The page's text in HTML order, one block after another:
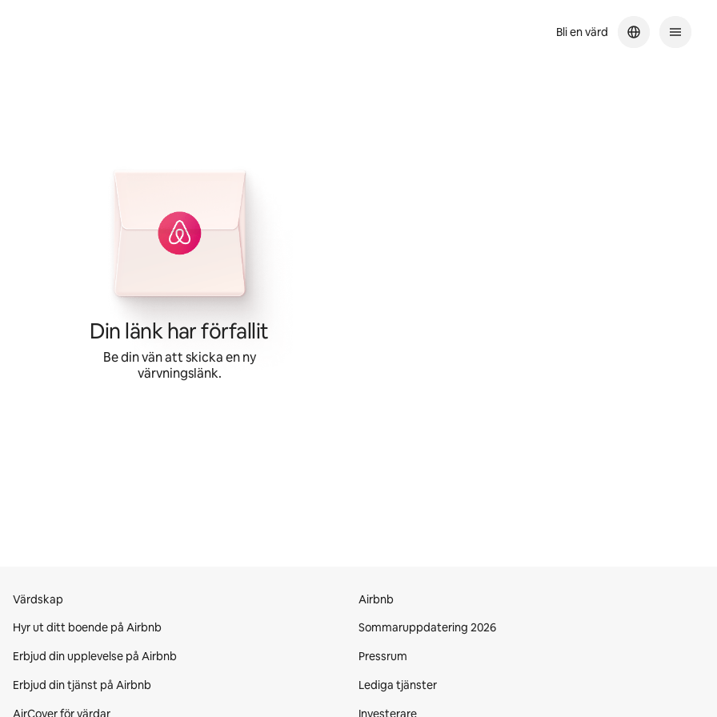
Bli en värd
Din länk har förfallit
Be din vän att skicka en ny
värvningslänk.
Värdskap
Hyr ut ditt boende på Airbnb
Erbjud din upplevelse på Airbnb
Erbjud din tjänst på Airbnb
AirCover för värdar
Airbnb
Sommaruppdatering 2026
Pressrum
Lediga tjänster
Investerare